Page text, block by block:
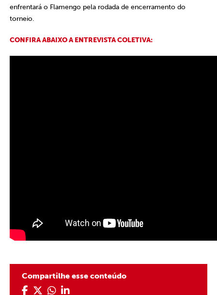
enfrentará o Flamengo pela rodada de encerramento do
torneio.
CONFIRA ABAIXO A ENTREVISTA COLETIVA:
Compartilhe esse conteúdo